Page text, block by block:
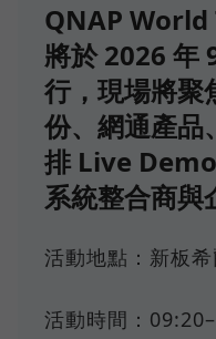
QNAP World
將於 2026 年
行，現場將聚
份、網通產品
排 Live Demo
系統整合商與
活動地點：新板
活動時間：